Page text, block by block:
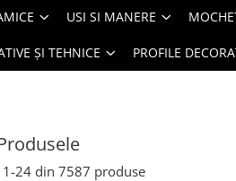
USI SI MANERE
ȘI TEHNICE PROFILE
1-24 din 7587 produse